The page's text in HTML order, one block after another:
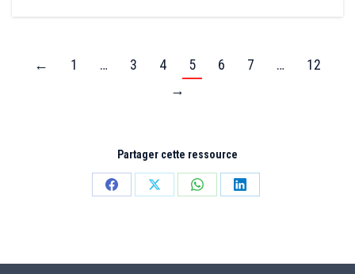
← 1 … 3 4 5 6 7 …
12
→
Partager cette ressource
PartagerPartagerPartagerPartager